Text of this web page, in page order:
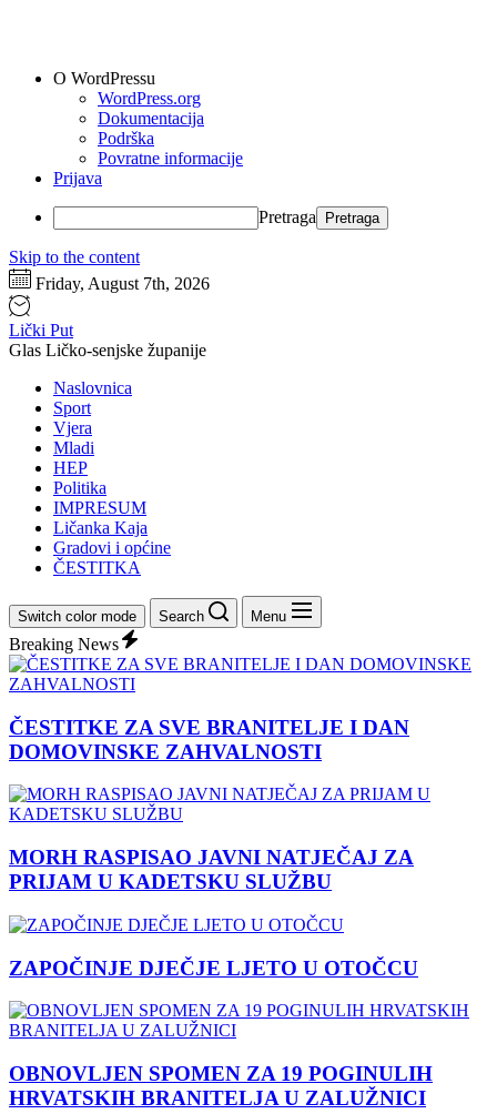
O WordPressu
WordPress.org
Dokumentacija
Podrška
Povratne informacije
Prijava
Pretraga
Skip to the content
Friday, August 7th, 2026
Lički Put
Glas Ličko-senjske županije
Naslovnica
Sport
Vjera
Mladi
HEP
Politika
IMPRESUM
Ličanka Kaja
Gradovi i općine
ČESTITKA
Switch color mode Search Menu
Breaking News
ČESTITKE ZA SVE BRANITELJE I DAN
DOMOVINSKE ZAHVALNOSTI
MORH RASPISAO JAVNI NATJEČAJ ZA
PRIJAM U KADETSKU SLUŽBU
ZAPOČINJE DJEČJE LJETO U OTOČCU
OBNOVLJEN SPOMEN ZA 19 POGINULIH
HRVATSKIH BRANITELJA U ZALUŽNICI